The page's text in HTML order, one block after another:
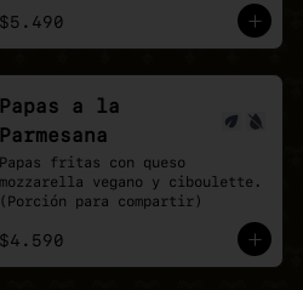
estos palitos son lo mas cerca
que estarás.
$5.490
Papas a la
Parmesana
Papas fritas con queso
mozzarella vegano y ciboulette.
(Porción para compartir)
$4.590